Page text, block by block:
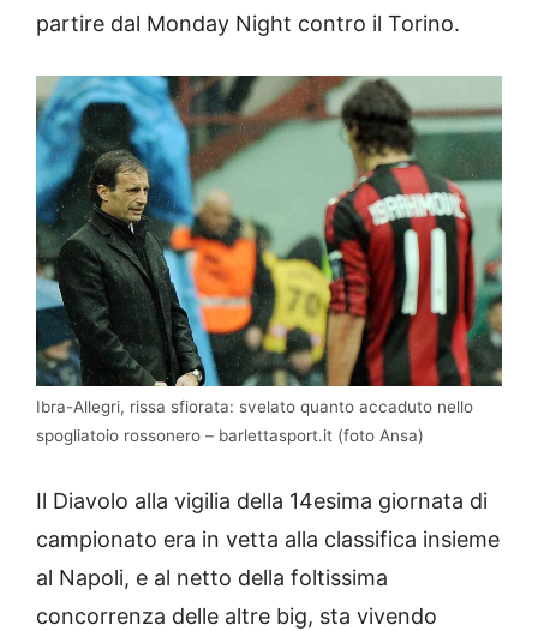
partire dal Monday Night contro il Torino.
Ibra-Allegri, rissa sfiorata: svelato quanto accaduto nello
spogliatoio rossonero – barlettasport.it (foto Ansa)
Il Diavolo alla vigilia della 14esima giornata di
campionato era in vetta alla classifica insieme
al Napoli, e al netto della foltissima
concorrenza delle altre big, sta vivendo